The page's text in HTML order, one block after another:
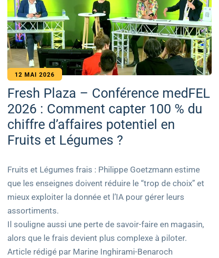
12 MAI 2026
Fresh Plaza – Conférence medFEL
2026 : Comment capter 100 % du
chiffre d’affaires potentiel en
Fruits et Légumes ?
Fruits et Légumes frais : Philippe Goetzmann estime
que les enseignes doivent réduire le “trop de choix” et
mieux exploiter la donnée et l’IA pour gérer leurs
assortiments.
Il souligne aussi une perte de savoir-faire en magasin,
alors que le frais devient plus complexe à piloter.
Article rédigé par Marine Inghirami-Benaroch